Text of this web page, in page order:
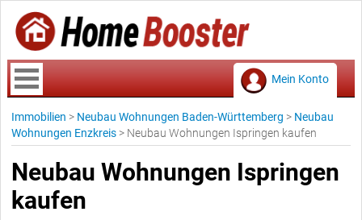
Mein Konto
Immobilien > Neubau Wohnungen Baden-Württemberg > Neubau
Wohnungen Enzkreis > Neubau Wohnungen Ispringen kaufen
Neubau Wohnungen Ispringen
kaufen